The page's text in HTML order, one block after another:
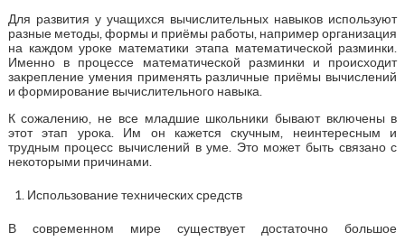
Для развития у учащихся вычислительных навыков используют
разные методы, формы и приёмы работы, например организация
на каждом уроке математики этапа математической разминки.
Именно в процессе математической разминки и происходит
закрепление умения применять различные приёмы вычислений
и формирование вычислительного навыка.
К сожалению, не все младшие школьники бывают включены в
этот этап урока. Им он кажется скучным, неинтересным и
трудным процесс вычислений в уме. Это может быть связано с
некоторыми причинами.
Использование технических средств
В современном мире существует достаточно большое